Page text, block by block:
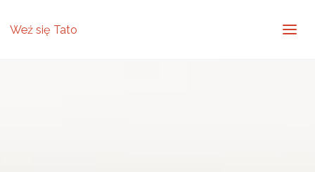
Weź się Tato